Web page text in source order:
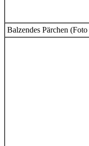
Balzendes Pärchen (Foto